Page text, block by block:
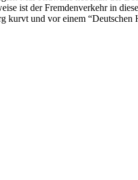
ist der Fremdenverkehr in
und vor einem